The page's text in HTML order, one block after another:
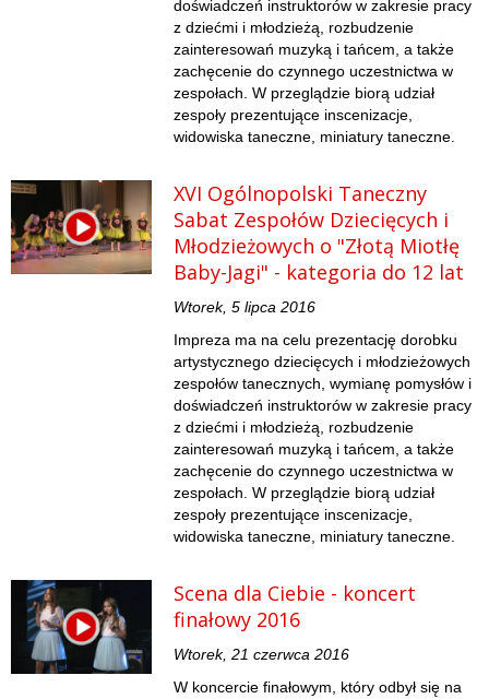
doświadczeń instruktorów w zakresie pracy
z dziećmi i młodzieżą, rozbudzenie
zainteresowań muzyką i tańcem, a także
zachęcenie do czynnego uczestnictwa w
zespołach. W przeglądzie biorą udział
zespoły prezentujące inscenizacje,
widowiska taneczne, miniatury taneczne.
XVI Ogólnopolski Taneczny
Sabat Zespołów Dziecięcych i
Młodzieżowych o "Złotą Miotłę
Baby-Jagi" - kategoria do 12 lat
Wtorek, 5 lipca 2016
Impreza ma na celu prezentację dorobku
artystycznego dziecięcych i młodzieżowych
zespołów tanecznych, wymianę pomysłów i
doświadczeń instruktorów w zakresie pracy
z dziećmi i młodzieżą, rozbudzenie
zainteresowań muzyką i tańcem, a także
zachęcenie do czynnego uczestnictwa w
zespołach. W przeglądzie biorą udział
zespoły prezentujące inscenizacje,
widowiska taneczne, miniatury taneczne.
Scena dla Ciebie - koncert
finałowy 2016
Wtorek, 21 czerwca 2016
W koncercie finałowym, który odbył się na